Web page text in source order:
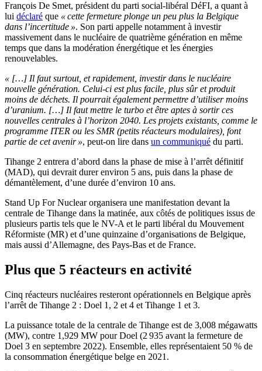
François De Smet, président du parti social-libéral DéFI, a quant à
lui déclaré que « cette fermeture plonge un peu plus la Belgique
dans l’incertitude ». Son parti appelle notamment à investir
massivement dans le nucléaire de quatrième génération en même
temps que dans la modération énergétique et les énergies
renouvelables.
« […] Il faut surtout, et rapidement, investir dans le nucléaire
nouvelle génération. Celui-ci est plus facile, plus sûr et produit
moins de déchets. Il pourrait également permettre d’utiliser moins
d’uranium. […] Il faut mettre le turbo et être aptes à sortir ces
nouvelles centrales à l’horizon 2040. Les projets existants, comme le
programme ITER ou les SMR (petits réacteurs modulaires), font
partie de cet avenir », peut-on lire dans un communiqué du parti.
Tihange 2 entrera d’abord dans la phase de mise à l’arrêt définitif
(MAD), qui devrait durer environ 5 ans, puis dans la phase de
démantèlement, d’une durée d’environ 10 ans.
Stand Up For Nuclear organisera une manifestation devant la
centrale de Tihange dans la matinée, aux côtés de politiques issus de
plusieurs partis tels que le NV-A et le parti libéral du Mouvement
Réformiste (MR) et d’une quinzaine d’organisations de Belgique,
mais aussi d’Allemagne, des Pays-Bas et de France.
Plus que 5 réacteurs en activité
Cinq réacteurs nucléaires resteront opérationnels en Belgique après
l’arrêt de Tihange 2 : Doel 1, 2 et 4 et Tihange 1 et 3.
La puissance totale de la centrale de Tihange est de 3,008 mégawatts
(MW), contre 1,929 MW pour Doel (2 935 avant la fermeture de
Doel 3 en septembre 2022). Ensemble, elles représentaient 50 % de
la consommation énergétique belge en 2021.